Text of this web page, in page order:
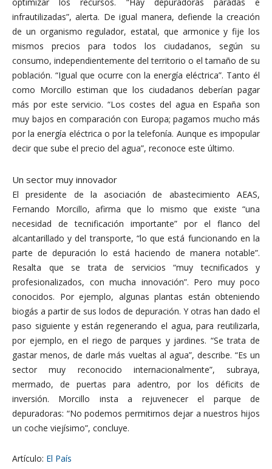
infrautilizadas”, alerta. De igual manera, defiende la creación
de un organismo regulador, estatal, que armonice y fije los
mismos precios para todos los ciudadanos, según su
consumo, independientemente del territorio o el tamaño de su
población. “Igual que ocurre con la energía eléctrica”. Tanto él
como Morcillo estiman que los ciudadanos deberían pagar
más por este servicio. “Los costes del agua en España son
muy bajos en comparación con Europa; pagamos mucho más
por la energía eléctrica o por la telefonía. Aunque es impopular
decir que sube el precio del agua”, reconoce este último.
Un sector muy innovador
El presidente de la asociación de abastecimiento AEAS,
Fernando Morcillo, afirma que lo mismo que existe “una
necesidad de tecnificación importante” por el flanco del
alcantarillado y del transporte, “lo que está funcionando en la
parte de depuración lo está haciendo de manera notable”.
Resalta que se trata de servicios “muy tecnificados y
profesionalizados, con mucha innovación”. Pero muy poco
conocidos. Por ejemplo, algunas plantas están obteniendo
biogás a partir de sus lodos de depuración. Y otras han dado el
paso siguiente y están regenerando el agua, para reutilizarla,
por ejemplo, en el riego de parques y jardines. “Se trata de
gastar menos, de darle más vueltas al agua”, describe. “Es un
sector muy reconocido internacionalmente”, subraya,
mermado, de puertas para adentro, por los déficits de
inversión. Morcillo insta a rejuvenecer el parque de
depuradoras: “No podemos permitirnos dejar a nuestros hijos
un coche viejísimo”, concluye.
Artículo: El País